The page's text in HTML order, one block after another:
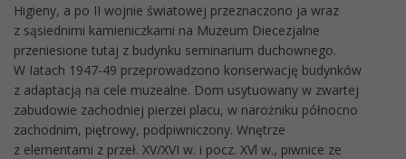
Higieny, a po II wojnie światowej przeznaczono ja wraz
z sąsiednimi kamieniczkami na Muzeum Diecezjalne
przeniesione tutaj z budynku seminarium duchownego.
W Iatach 1947-49 przeprowadzono konserwację budynków
z adaptacją na cele muzealne. Dom usytuowany w zwartej
zabudowie zachodniej pierzei placu, w narożniku północno
zachodnim, piętrowy, podpiwniczony. Wnętrze
z elementami z przeł. XV/XVI w. i pocz. XVl w., piwnice ze